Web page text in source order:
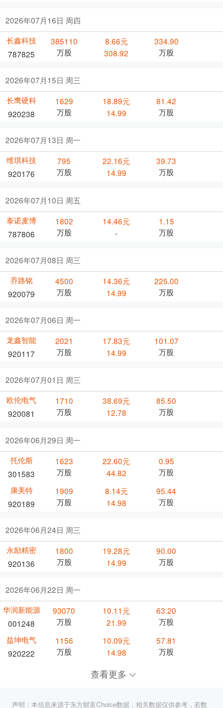
2026年07月16日 周四
长鑫科技
787825
385110
万股
8.66元
308.92
334.90
万股
2026年07月15日 周三
长鹰硬科
920238
1629
万股
18.89元
14.99
81.42
万股
2026年07月13日 周一
维琪科技
920176
795
万股
22.16元
14.99
39.73
万股
2026年07月10日 周五
泰诺麦博
787806
1802
万股
14.46元
-
1.15
万股
2026年07月08日 周三
乔路铭
920079
4500
万股
14.36元
14.99
225.00
万股
2026年07月06日 周一
龙鑫智能
920117
2021
万股
17.83元
14.99
101.07
万股
2026年07月01日 周三
欧伦电气
920081
1710
万股
38.69元
12.78
85.50
万股
2026年06月29日 周一
托伦斯
301583
1623
万股
22.60元
44.82
0.95
万股
康美特
920189
1909
万股
8.14元
14.98
95.44
万股
2026年06月24日 周三
永励精密
920136
1800
万股
19.28元
14.99
90.00
万股
2026年06月22日 周一
华润新能源
001248
93070
万股
10.11元
21.99
63.20
万股
益坤电气
920222
1156
万股
10.09元
14.98
57.81
万股
查看更多
声明：本信息来源于东方财富Choice数据，相关数据仅供参考，若数